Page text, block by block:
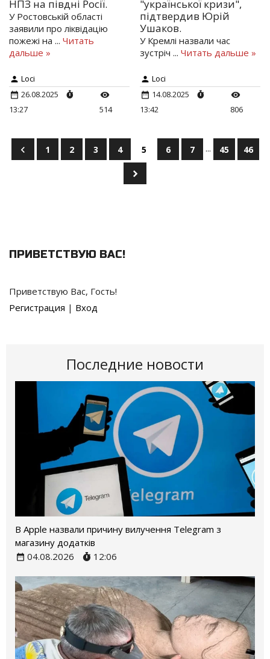
НПЗ на півдні Росії.
У Ростовській області
заявили про ліквідацію
пожежі на ... Читать
дальше »
Loci
26.08.2025
13:27
514
"української кризи",
підтвердив Юрій
Ушаков.
У Кремлі назвали час
зустріч...Читать дальше »
Loci
14.08.2025
13:42
806
1 2 3 4 5 6 7 ... 45 46
ПРИВЕТСТВУЮ ВАС!
Приветствую Вас, Гость!
Регистрация | Вход
Последние новости
В Apple назвали причину вилучення Telegram з
магазину додатків
04.08.2026
12:06